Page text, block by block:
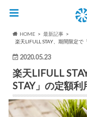
HOME
最新記事
楽天LIFULL STAY、期間限定
2020.05.23
楽天LIFULL
STAY」の定額